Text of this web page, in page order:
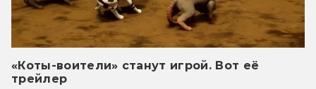
«Коты-воители» станут игрой. Вот её
трейлер